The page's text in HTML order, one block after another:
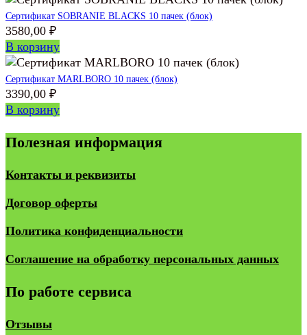
Сертификат SOBRANIE BLACKS 10 пачек (блок)
3580,00 ₽
В корзину
Сертификат MARLBORO 10 пачек (блок)
3390,00 ₽
В корзину
Полезная информация
Контакты и реквизиты
Договор оферты
Политика конфиденциальности
Соглашение на обработку персональных данных
По работе сервиса
Отзывы